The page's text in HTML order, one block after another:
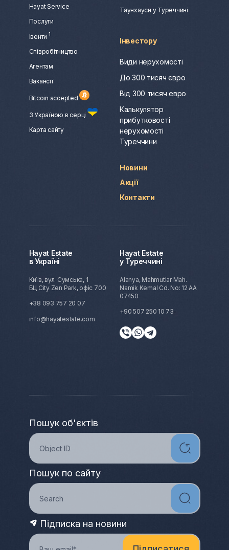
Hayat Service
Послуги
Івенти 1
Співробітництво
Агентам
Вакансії
Bitcoin accepted
З Україною в серці
Карта сайту
Таунхауси у Туреччині
Інвестору
Види нерухомості
До 300 тисяч євро
Від 300 тисяч евро
Калькулятор
прибутковості
нерухомості
Туреччини
Новини
Акції
Контакти
Hayat Estate
в Україні
Київ, вул. Сумська, 1
БЦ City Zen Park, офіс 700
+38 093 757 20 07
info@hayatestate.com
Hayat Estate
у Туреччині
Alanya, Mahmutlar Mah.
Namik Kemal Cd. No: 12 AA
07450
+90 507 250 10 73
Пошук об'єктів
Пошук по сайту
Підписка на новини